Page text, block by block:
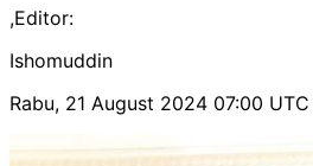
,Editor:
Ishomuddin
Rabu, 21 August 2024 07:00 UTC